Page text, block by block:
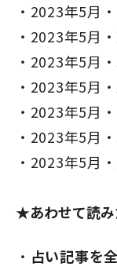
2023年5月
2023年5月
2023年5月
2023年5月
2023年5月
2023年5月
2023年5月
★あわせて読み
占い記事を